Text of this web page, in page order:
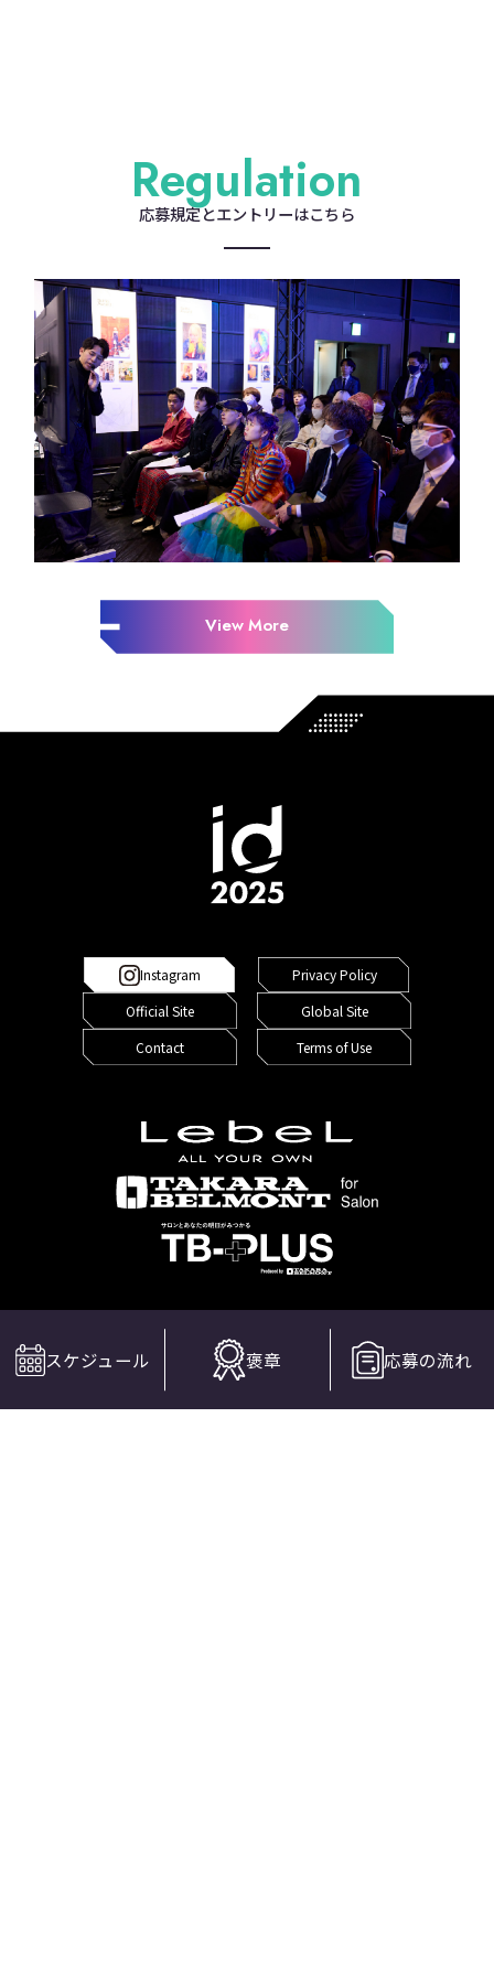
Regulation
応募規定とエントリーはこちら
View More
スケジュール 褒章 応募の流れ
Instagram
Privacy Policy
Official Site
Global Site
Contact
Terms of Use
© TAKARA BELMONT Corp. All Rights Reserved.